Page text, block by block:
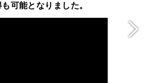
可能となりました。